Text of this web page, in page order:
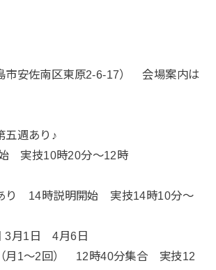
市安佐南区東原2-6-17） 会場案内は
週あり♪
実技10時20分～12時
り 14時説明開始 実技14時10分～
月1日 4月6日
月1～2回） 12時40分集合 実技12